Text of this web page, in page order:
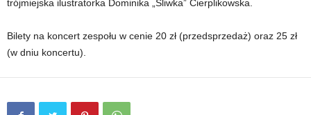
trójmiejska ilustratorka Dominika „Śliwka” Cierplikowska.
Bilety na koncert zespołu w cenie 20 zł (przedsprzedaż) oraz 25 zł
(w dniu koncertu).